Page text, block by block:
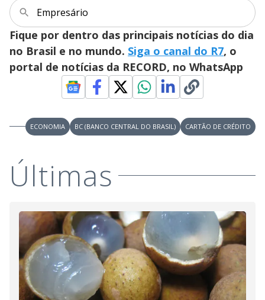
Empresário
Fique por dentro das principais notícias do dia
no Brasil e no mundo. Siga o canal do R7, o
portal de notícias da RECORD, no WhatsApp
ECONOMIA BC (BANCO CENTRAL DO BRASIL) CARTÃO DE CRÉDITO
Últimas